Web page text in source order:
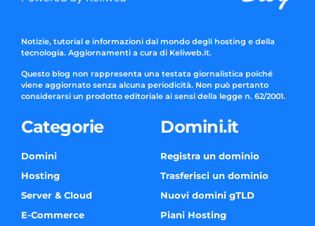
Notizie, tutorial e informazioni dal mondo degli hosting e della
tecnologia. Aggiornamenti a cura di Keliweb.it.
Questo blog non rappresenta una testata giornalistica poiché
viene aggiornato senza alcuna periodicità. Non può pertanto
considerarsi un prodotto editoriale ai sensi della legge n. 62/2001.
Categorie
Domini
Hosting
Server & Cloud
E-Commerce
Domini.it
Registra un dominio
Trasferisci un dominio
Nuovi domini gTLD
Piani Hosting